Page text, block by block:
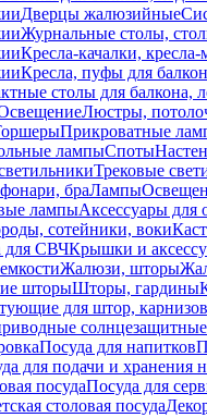
Дверцы жалюзийные
Журнальные столы,
Кресла-качалки, кресла-
Кресла, пуфы для
столы для балкона,
Люстры,
Прикроватные
лампыСпоты
Трековые
браЛампы
лампыАксессуары для
сотейники, воки
для СВЧКрышки и
Жалюзи, шторы
шторыШторы, гардины
для штор,
Посуда для напитков
для подачи и хранения
посудаПосуда для
столовая посуда